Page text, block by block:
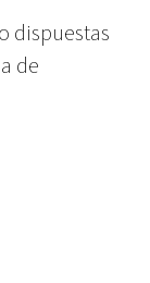
dispuestas
de